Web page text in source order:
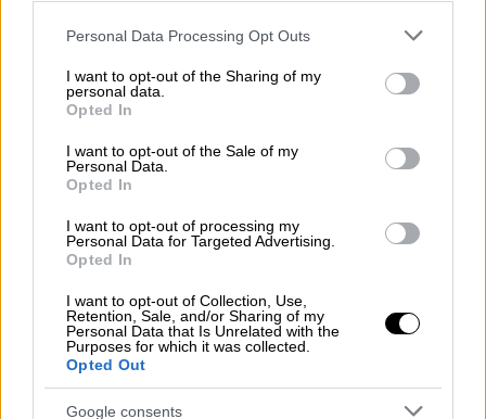
Please note that this website/app uses one or more Google
not limited to your visit or usage behaviour. You may click to
grant or deny consent to Google and its third-party tags to
use your data for below specified purposes in below Google
consent section.
Personal Data Processing Opt Outs
I want to opt-out of the Sharing of my
personal data.
Opted In
I want to opt-out of the Sale of my
Personal Data.
Opted In
I want to opt-out of processing my
Personal Data for Targeted Advertising.
Opted In
I want to opt-out of Collection, Use,
Retention, Sale, and/or Sharing of my
Personal Data that Is Unrelated with the
Purposes for which it was collected.
Opted Out
Google consents
Κόσμος|05.09.2019 12:17
Τυφώνας Ντόριαν: Αυξάνονται οι νεκροί
- Σαρώνει με ανέμους 185 χιλιομέτρων
την ώρα
πεντάβαθμης κλίμακας